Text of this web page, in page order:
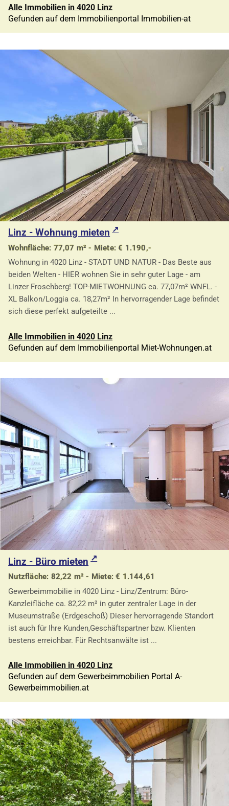
Alle Immobilien in 4020 Linz
Gefunden auf dem Immobilienportal Immobilien-at
Linz - Wohnung mieten
Wohnfläche: 77,07 m² - Miete: € 1.190,-
Wohnung in 4020 Linz - STADT UND NATUR - Das Beste aus
beiden Welten - HIER wohnen Sie in sehr guter Lage - am
Linzer Froschberg! TOP-MIETWOHNUNG ca. 77,07m² WNFL. -
XL Balkon/Loggia ca. 18,27m² In hervorragender Lage befindet
sich diese perfekt aufgeteilte ...
Alle Immobilien in 4020 Linz
Gefunden auf dem Immobilienportal Miet-Wohnungen.at
Linz - Büro mieten
Nutzfläche: 82,22 m² - Miete: € 1.144,61
Gewerbeimmobilie in 4020 Linz - Linz/Zentrum: Büro-
Kanzleifläche ca. 82,22 m² in guter zentraler Lage in der
Museumstraße (Erdgeschoß) Dieser hervorragende Standort
ist auch für Ihre Kunden,Geschäftspartner bzw. Klienten
bestens erreichbar. Für Rechtsanwälte ist ...
Alle Immobilien in 4020 Linz
Gefunden auf dem Gewerbeimmobilien Portal A-
Gewerbeimmobilien.at